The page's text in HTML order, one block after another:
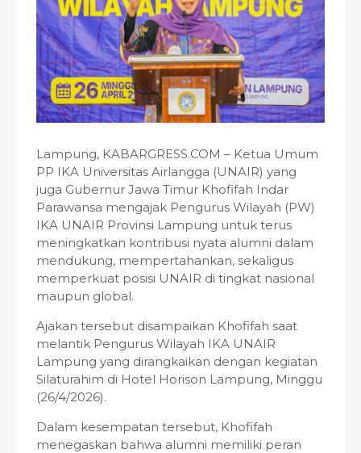
Lampung, KABARGRESS.COM – Ketua Umum
PP IKA Universitas Airlangga (UNAIR) yang
juga Gubernur Jawa Timur Khofifah Indar
Parawansa mengajak Pengurus Wilayah (PW)
IKA UNAIR Provinsi Lampung untuk terus
meningkatkan kontribusi nyata alumni dalam
mendukung, mempertahankan, sekaligus
memperkuat posisi UNAIR di tingkat nasional
maupun global.
Ajakan tersebut disampaikan Khofifah saat
melantik Pengurus Wilayah IKA UNAIR
Lampung yang dirangkaikan dengan kegiatan
Silaturahim di Hotel Horison Lampung, Minggu
(26/4/2026).
Dalam kesempatan tersebut, Khofifah
menegaskan bahwa alumni memiliki peran